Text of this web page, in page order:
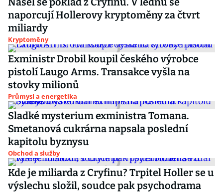
naporcují Hollerovy kryptoměny za čtvrt
miliardy
Kryptoměny
Exministr Drobil koupil českého výrobce
pistolí Laugo Arms. Transakce vyšla na
stovky milionů
Průmysl a energetika
Sladké mysterium exministra Tomana.
Smetanová cukrárna napsala poslední
kapitolu byznysu
Obchod a služby
Kde je miliarda z Cryfinu? Trpitel Holler se u
výslechu složil, soudce pak psychodrama